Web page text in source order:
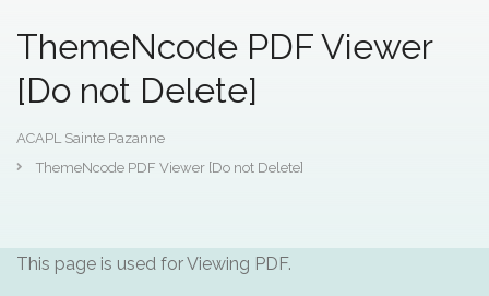
ThemeNcode PDF Viewer
[Do not Delete]
ACAPL Sainte Pazanne
ThemeNcode PDF Viewer [Do not Delete]
This page is used for Viewing PDF.